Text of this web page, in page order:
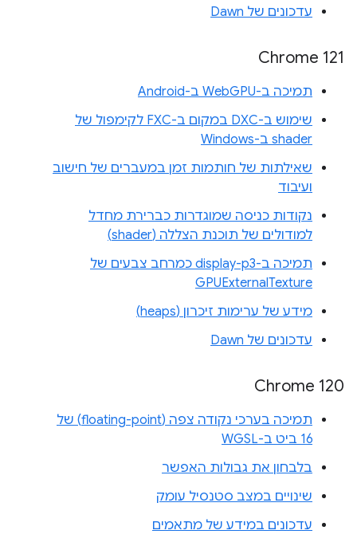
עדכונים של Dawn
Chrome 121
תמיכה ב-WebGPU ב-Android
שימוש ב-DXC במקום ב-FXC לקימפול של
shader ב-Windows
שאילתות של חותמות זמן במעברים של חישוב
ועיבוד
נקודות כניסה שמוגדרות כברירת מחדל
למודולים של תוכנת הצללה (shader)
תמיכה ב-display-p3 כמרחב צבעים של
GPUExternalTexture
מידע של ערימות זיכרון (heaps)
עדכונים של Dawn
Chrome 120
תמיכה בערכי נקודה צפה (floating-point) של
16 ביט ב-WGSL
בלבחון את גבולות האפשר
שינויים במצב סטנסיל עומק
עדכונים במידע של מתאמים